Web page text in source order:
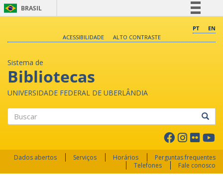
BRASIL
Comunica BR
PT
EN
ACESSIBILIDADE
ALTO CONTRASTE
Sistema de
Bibliotecas
UNIVERSIDADE FEDERAL DE UBERLÂNDIA
Dados abertos Serviços Horários
Perguntas frequentes
Telefones
Fale conosco